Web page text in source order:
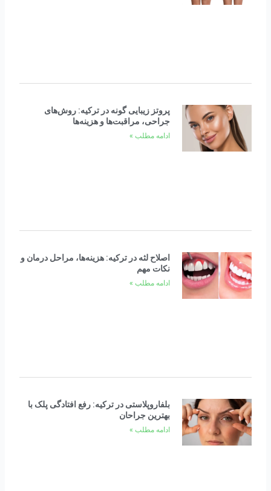
پروتز زیبایی گونه در ترکیه: روش‌های
جراحی، مراقبت‌ها و هزینه‌ها
ادامه مطلب »
اصلاح لثه در ترکیه: هزینه‌ها، مراحل درمان و
نکات مهم
ادامه مطلب »
بلفاروپلاستی در ترکیه: رفع افتادگی پلک با
بهترین جراحان
ادامه مطلب »